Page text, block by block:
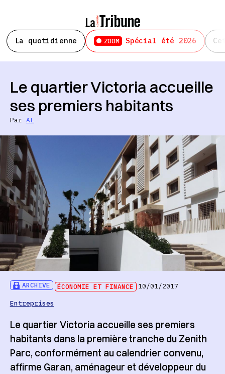
La quotidienne ZOOM Spécial été 2026
ARCHIVE ÉCONOMIE ET FINANCE
10/01/2017
Entreprises
Le quartier Victoria accueille
ses premiers habitants
Par AL
Le quartier Victoria accueille ses premiers
habitants dans la première tranche du Zenith
Parc, conformément au calendrier convenu,
affirme Garan, aménageur et développeur du